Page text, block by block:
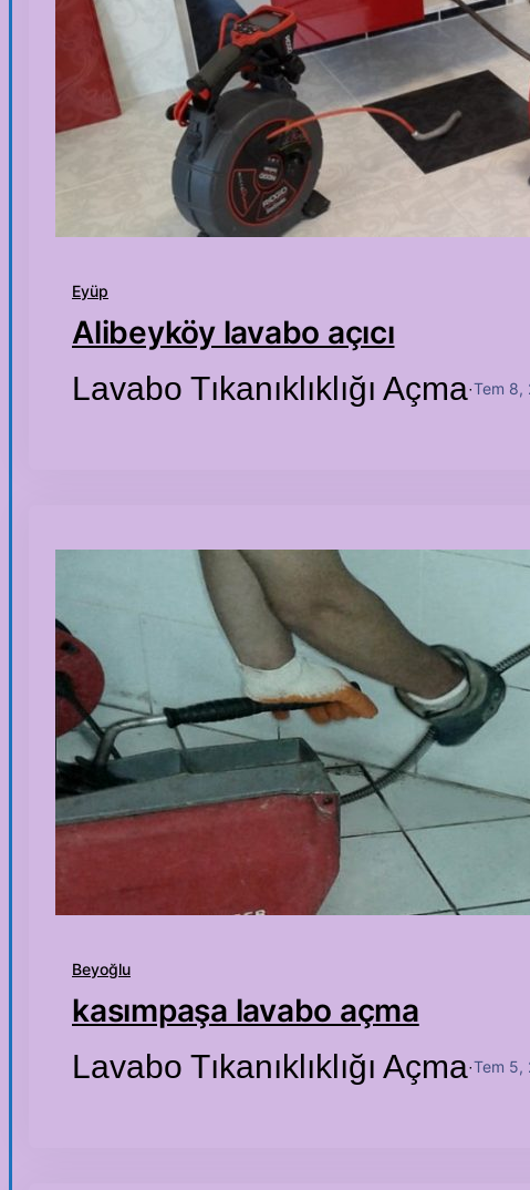
Eyüp
Alibeyköy lavabo açıcı
Lavabo Tıkanıklıklığı Açma·Tem 8,
Beyoğlu
kasımpaşa lavabo açma
Lavabo Tıkanıklıklığı Açma·Tem 5,